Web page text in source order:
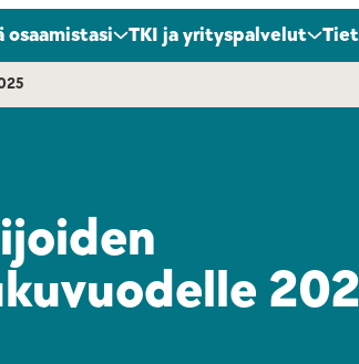
osaamistasi TKI ja yrityspalvelut